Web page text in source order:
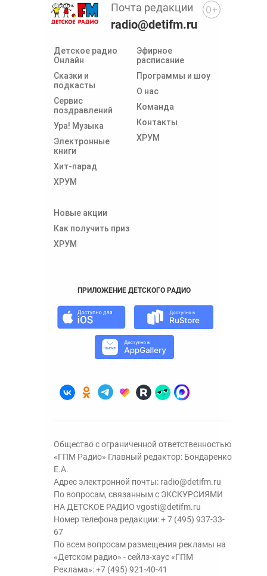
Детское радио
Онлайн
Сказки и
подкасты
Сервис
поздравлений
Ура! Музыка
Электронные
книги
Хит-парад
ХРУМ
Эфирное
расписание
Программы и шоу
О нас
Команда
Контакты
ХРУМ
Новые акции
Как получить приз
ХРУМ
Почта редакции
radio@detifm.ru
ПРИЛОЖЕНИЕ ДЕТСКОГО РАДИО
0+
Общество с ограниченной ответственностью
«ГПМ Радио» Главный редактор: Бондаренко
Е.А.
Адрес электронной почты: radio@detifm.ru
По вопросам, связанным с ЭКСКУРСИЯМИ
НА ДЕТСКОЕ РАДИО vgosti@detifm.ru
Номер телефона редакции:+ 7 (495) 937-33-
67
По всем вопросам размещения рекламы на
«Детском радио» - сейлз-хаус «ГПМ
Реклама»:+7 (495) 921-40-41